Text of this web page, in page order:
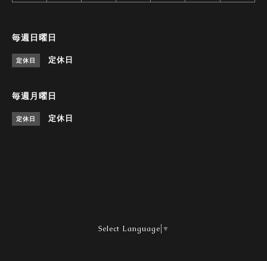
毎週日曜日
定休日 定休日
毎週月曜日
定休日 定休日
Select Language ▼